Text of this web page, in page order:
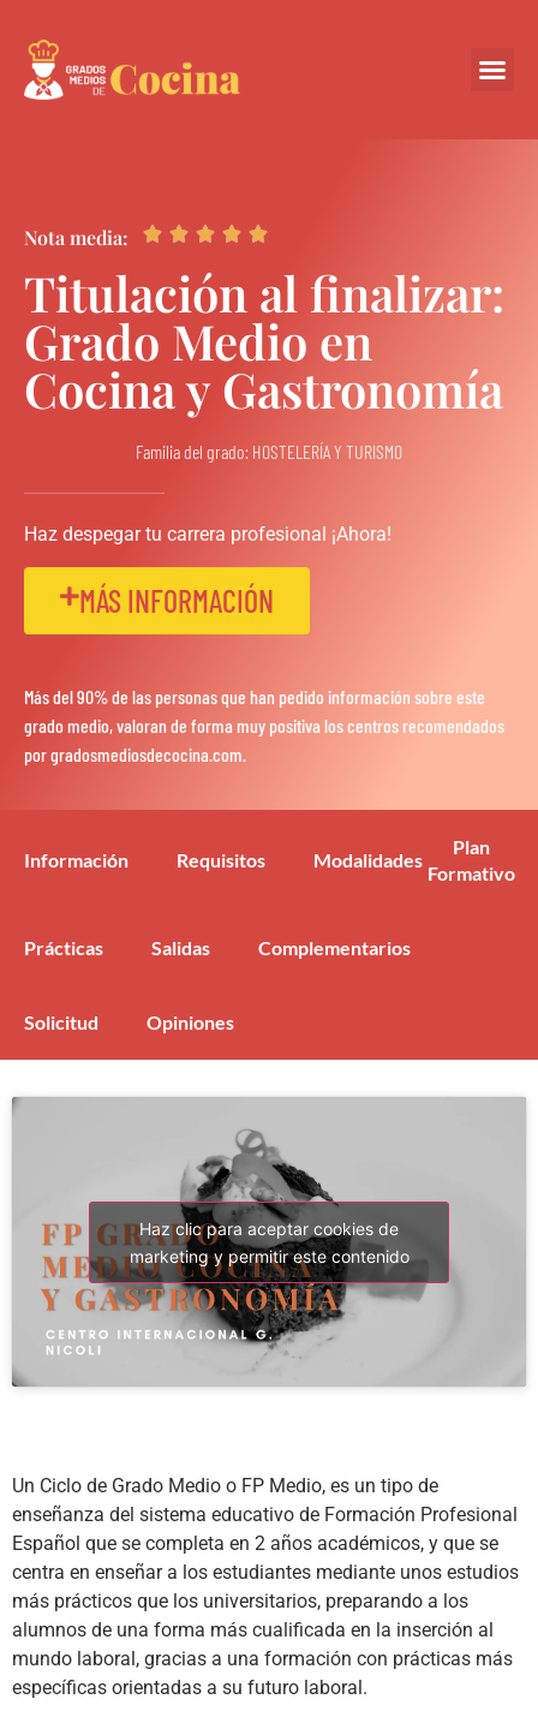
Nota media:     
Titulación al finalizar:
Grado Medio en
Cocina y Gastronomía
Familia del grado: HOSTELERÍA Y TURISMO
Haz despegar tu carrera profesional ¡Ahora!
MÁS INFORMACIÓN
Más del 90% de las personas que han pedido información sobre este
grado medio, valoran de forma muy positiva los centros recomendados
por gradosmediosdecocina.com.
Información Requisitos Modalidades
Plan
Formativo
Prácticas Salidas Complementarios
Solicitud Opiniones
Haz clic para aceptar cookies de
marketing y permitir este contenido
Un Ciclo de Grado Medio o FP Medio, es un tipo de
enseñanza del sistema educativo de Formación Profesional
Español que se completa en 2 años académicos, y que se
centra en enseñar a los estudiantes mediante unos estudios
más prácticos que los universitarios, preparando a los
alumnos de una forma más cualificada en la inserción al
mundo laboral, gracias a una formación con prácticas más
específicas orientadas a su futuro laboral.